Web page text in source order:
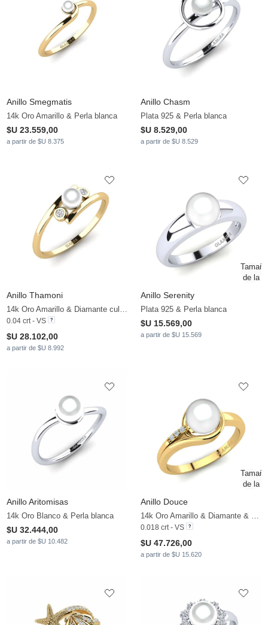
Anillo Smegmatis
14k Oro Amarillo & Perla blanca
$U 23.559,00
a partir de $U 8.375
Anillo Chasm
Plata 925 & Perla blanca
$U 8.529,00
a partir de $U 8.529
Anillo Thamoni
14k Oro Amarillo & Diamante cultivado en laboratorio & Perla blanca
0.04 crt - VS
$U 28.102,00
a partir de $U 8.992
Anillo Serenity
Plata 925 & Perla blanca
$U 15.569,00
a partir de $U 15.569
Anillo Aritomisas
14k Oro Blanco & Perla blanca
$U 32.444,00
a partir de $U 10.482
Anillo Douce
14k Oro Amarillo & Diamante & Perla blanca
0.018 crt - VS
$U 47.726,00
a partir de $U 15.620